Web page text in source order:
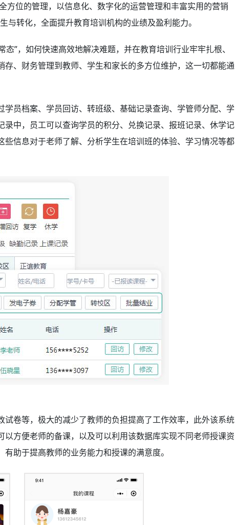
方位的管理，以信息化、数字化的运营管理和丰富实用的营销
转化，全面提升教育培训机构的业绩及盈利能力。
”，如何快速高效地解决难题，并在教育培训行业牢牢扎根、
、财务管理到教师、学生和家长的多方位维护，这一切都能通
员档案、学员回访、转班级、基础记录查询、学管师分配、学
中，员工可以查询学员的积分、兑换记录、报班记录、休学记
信息对于老师了解、分析学生在培训班的体验、学习情况等都
卷等，极大的减少了教师的负担提高了工作效率，此外该系统
方便老师的备课，以及可以利用该数据库实现不同老师授课资
助于提高教师的业务能力和授课的满意度。